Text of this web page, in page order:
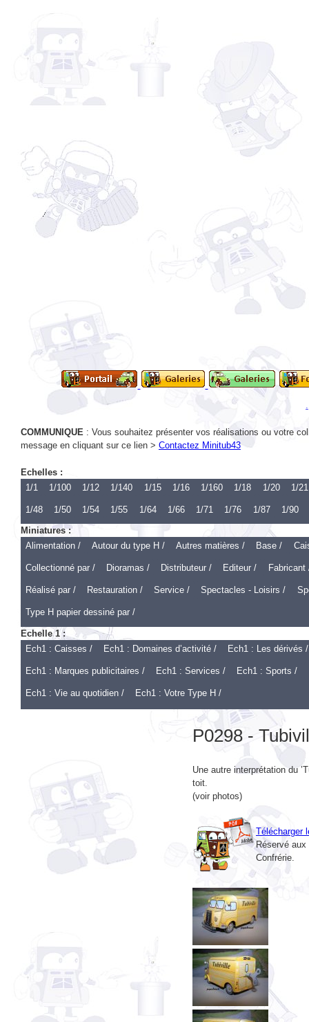
COMMUNIQUE
: Vous souhaitez présenter vos réalisations ou votre
Contactez Minitub43
Echelles :
1/1
1/48 1/50 1/54 1/55 1/64 1/66 1/71 1/76 1/87
1/90
Miniatures :
Alimentation /
Autour du type H / Autres matières / Base /
Collectionné par / Dioramas / Distributeur / Editeur / Fabricant
Réalisé par / Restauration / Service / Spectacles - Loisirs /
Type H papier dessiné par /
Echelle 1 :
Ech1 : Caisses /
Ech1 : Domaines d’activité / Ech1 : Les dérivés /
Ech1 : Marques publicitaires / Ech1 : Services / Ech1 : Sports /
Ech1 : Vie au quotidien / Ech1 : Votre Type H /
P0298 -
Une autre interprétation du
(voir photos)
Réservé
Confrérie.